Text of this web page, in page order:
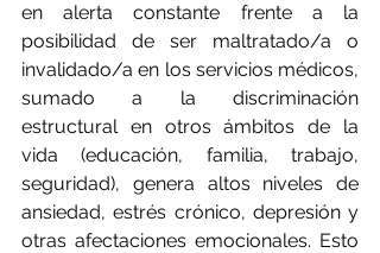
en alerta constante frente a la
posibilidad de ser maltratado/a o
invalidado/a en los servicios médicos,
sumado a la discriminación
estructural en otros ámbitos de la
vida (educación, familia, trabajo,
seguridad), genera altos niveles de
ansiedad, estrés crónico, depresión y
otras afectaciones emocionales. Esto